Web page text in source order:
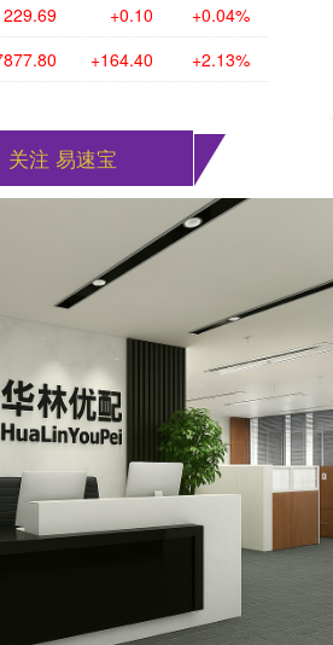
229.69 +0.10 +0.04%
+164.40 +2.13%
关注 易速宝